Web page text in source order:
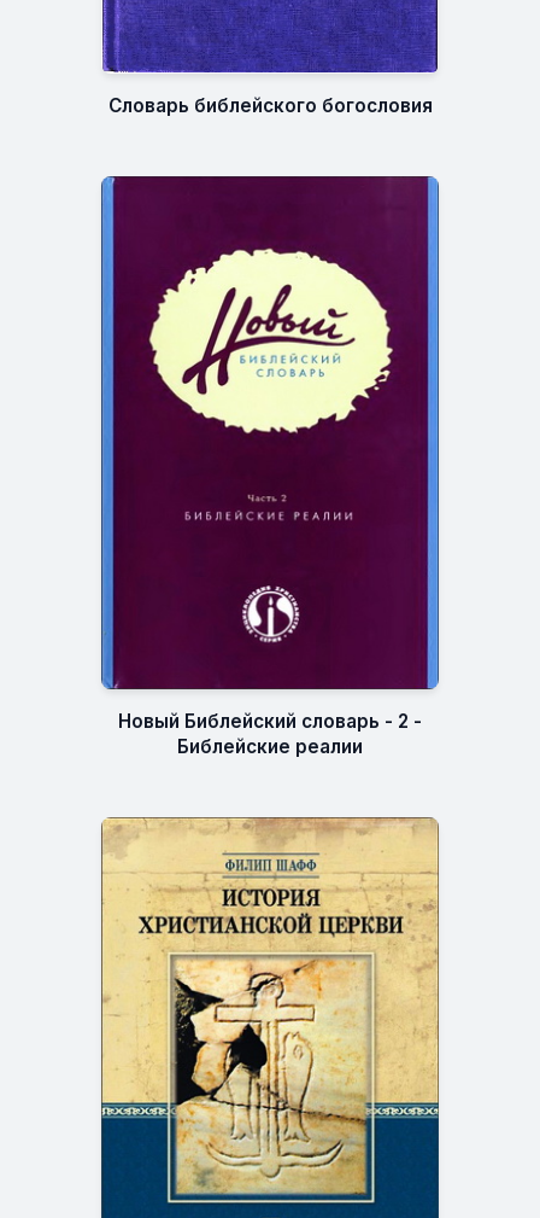
Словарь библейского богословия
Новый Библейский словарь - 2 -
Библейские реалии